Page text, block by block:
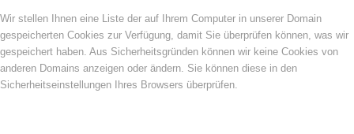
Wir stellen Ihnen eine Liste der auf Ihrem Computer in unserer Domain
gespeicherten Cookies zur Verfügung, damit Sie überprüfen können, was wir
gespeichert haben. Aus Sicherheitsgründen können wir keine Cookies von
anderen Domains anzeigen oder ändern. Sie können diese in den
Sicherheitseinstellungen Ihres Browsers überprüfen.